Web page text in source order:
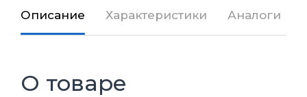
Описание Характеристики Аналоги
О товаре